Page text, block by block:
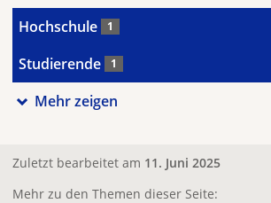
Hochschule 1
Studierende 1
Mehr zeigen
Zuletzt bearbeitet am 11. Juni 2025
Mehr zu den Themen dieser Seite: